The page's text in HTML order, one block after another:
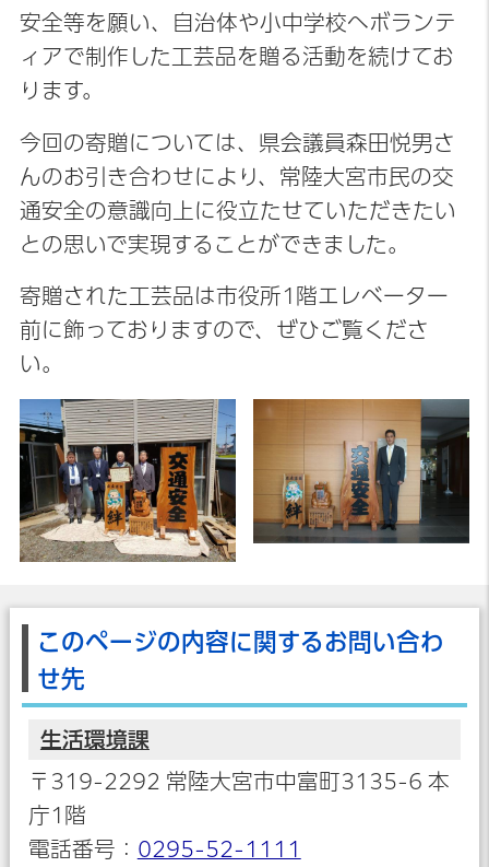
安全等を願い、自治体や小中学校へボランテ
ィアで制作した工芸品を贈る活動を続けてお
ります。
今回の寄贈については、県会議員森田悦男さ
んのお引き合わせにより、常陸大宮市民の交
通安全の意識向上に役立たせていただきたい
との思いで実現することができました。
寄贈された工芸品は市役所1階エレベーター
前に飾っておりますので、ぜひご覧くださ
い。
このページの内容に関するお問い合わ
せ先
生活環境課
〒319-2292 常陸大宮市中富町3135-6 本
庁1階
電話番号： 0295-52-1111